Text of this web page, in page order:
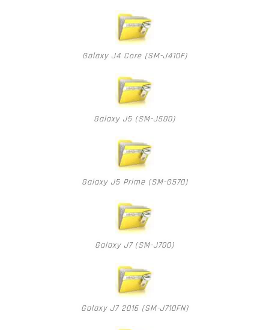
Galaxy J4 Core (SM-J410F)
Galaxy J5 (SM-J500)
Galaxy J5 Prime (SM-G570)
Galaxy J7 (SM-J700)
Galaxy J7 2016 (SM-J710FN)